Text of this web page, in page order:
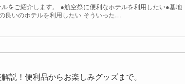
をご紹介します。 ●航空祭に便利なホテルを利用したい●基地
良いのホテルを利用したい そういった…
説！便利品からお楽しみグッズまで。